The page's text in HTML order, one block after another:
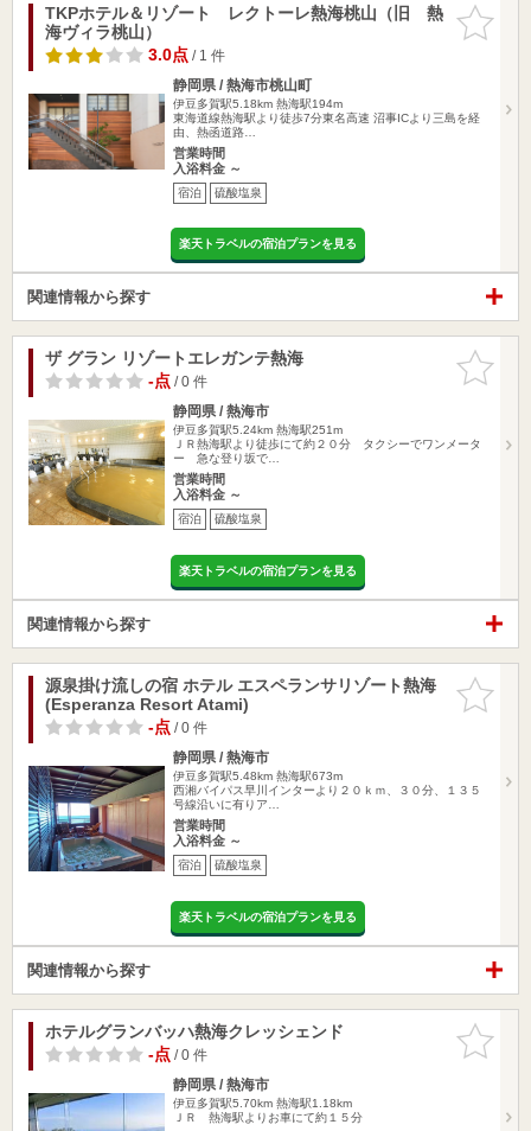
お気に入
りに追加
TKPホテル＆リゾート レクトーレ熱海桃山（旧 熱
海ヴィラ桃山）
3.0点/ 1 件
静岡県 / 熱海市桃山町
伊豆多賀駅5.18km 熱海駅194m
東海道線熱海駅より徒歩7分東名高速 沼事ICより三島を経
由、熱函道路…
営業時間
入浴料金 ～
宿泊 硫酸塩泉
楽天トラベルの宿泊プランを見る
関連情報から探す
お気に入
りに追加
ザ グラン リゾートエレガンテ熱海
-点/ 0 件
静岡県 / 熱海市
伊豆多賀駅5.24km 熱海駅251m
ＪＲ熱海駅より徒歩にて約２０分 タクシーでワンメータ
ー 急な登り坂で…
営業時間
入浴料金 ～
宿泊 硫酸塩泉
楽天トラベルの宿泊プランを見る
関連情報から探す
お気に入
りに追加
源泉掛け流しの宿 ホテル エスペランサリゾート熱海
(Esperanza Resort Atami)
-点/ 0 件
静岡県 / 熱海市
伊豆多賀駅5.48km 熱海駅673m
西湘バイパス早川インターより２０ｋｍ、３０分、１３５
号線沿いに有りア…
営業時間
入浴料金 ～
宿泊 硫酸塩泉
楽天トラベルの宿泊プランを見る
関連情報から探す
お気に入
りに追加
ホテルグランバッハ熱海クレッシェンド
-点/ 0 件
静岡県 / 熱海市
伊豆多賀駅5.70km 熱海駅1.18km
ＪＲ 熱海駅よりお車にて約１５分